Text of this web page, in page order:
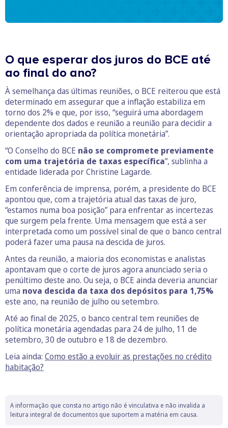
O que esperar dos juros do BCE até
ao final do ano?
À semelhança das últimas reuniões, o BCE reiterou que está
determinado em assegurar que a inflação estabiliza em
torno dos 2% e que, por isso, “seguirá uma abordagem
dependente dos dados e reunião a reunião para decidir a
orientação apropriada da política monetária”.
“O Conselho do BCE não se compromete previamente
com uma trajetória de taxas específica”, sublinha a
entidade liderada por Christine Lagarde.
Em conferência de imprensa, porém, a presidente do BCE
apontou que, com a trajetória atual das taxas de juro,
“estamos numa boa posição” para enfrentar as incertezas
que surgem pela frente. Uma mensagem que está a ser
interpretada como um possível sinal de que o banco central
poderá fazer uma pausa na descida de juros.
Antes da reunião, a maioria dos economistas e analistas
apontavam que o corte de juros agora anunciado seria o
penúltimo deste ano. Ou seja, o BCE ainda deveria anunciar
uma nova descida da taxa dos depósitos para 1,75%
este ano, na reunião de julho ou setembro.
Até ao final de 2025, o banco central tem reuniões de
política monetária agendadas para 24 de julho, 11 de
setembro, 30 de outubro e 18 de dezembro.
Leia ainda: Como estão a evoluir as prestações no crédito
habitação?
A informação que consta no artigo não é vinculativa e não invalida a
leitura integral de documentos que suportem a matéria em causa.